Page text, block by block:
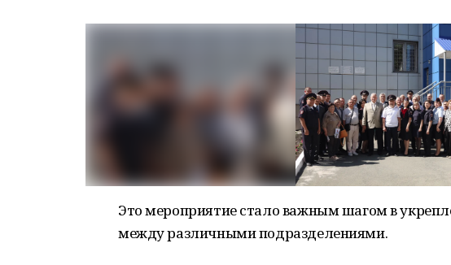
Это мероприятие стало важным шагом в
между различными подразделениями.